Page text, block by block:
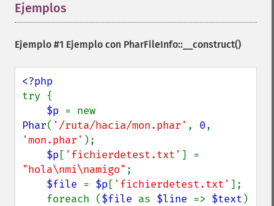
Ejemplos
Ejemplo #1 Ejemplo con PharFileInfo::__construct()
try {
$p
Phar( '/ruta/hacia/mon.phar' , 0
'mon.phar' );
$p [ 'fichierdetest.txt'
"hola\nmi\namigo" ;
$file = $p [ 'fichierdetest.txt' ];
    foreach (
$file as $line => $text )